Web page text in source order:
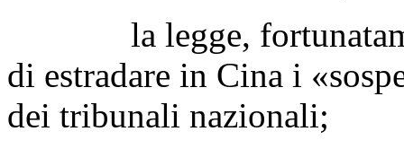
la legge,
di estradare in Cina i
dei tribunali nazionali;